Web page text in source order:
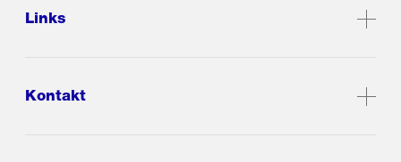
Links
Kontakt